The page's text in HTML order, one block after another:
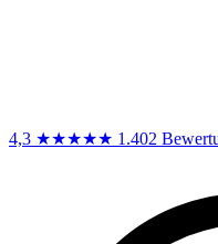
4,3 ★★★★★ 1.402